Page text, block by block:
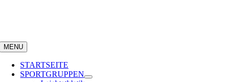
MENU
STARTSEITE
SPORTGRUPPEN